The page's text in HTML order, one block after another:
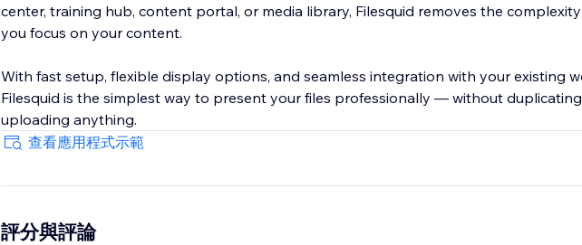
center, training hub, content portal, or media library, Filesquid removes the
you focus on your content.
With fast setup, flexible display options, and seamless integration with your existing
Filesquid is the simplest way to present your files professionally — without
uploading anything.
查看應用程式示範
評分與評論